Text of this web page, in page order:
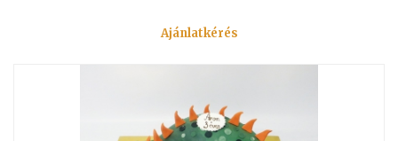
Ajánlatkérés